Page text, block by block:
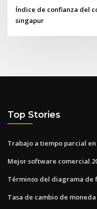
Índice de confianza del
singapur
Top Stories
Trabajo a tiempo parcial
Mejor software comercial
Términos del diagrama de
Tasa de cambio de